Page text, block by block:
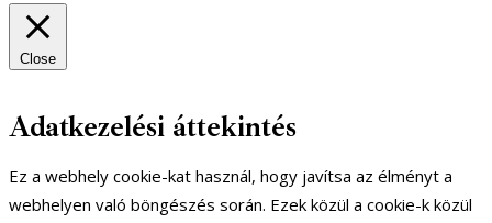
Close
Adatkezelési áttekintés
Ez a webhely cookie-kat használ, hogy javítsa az élményt a
webhelyen való böngészés során. Ezek közül a cookie-k közül